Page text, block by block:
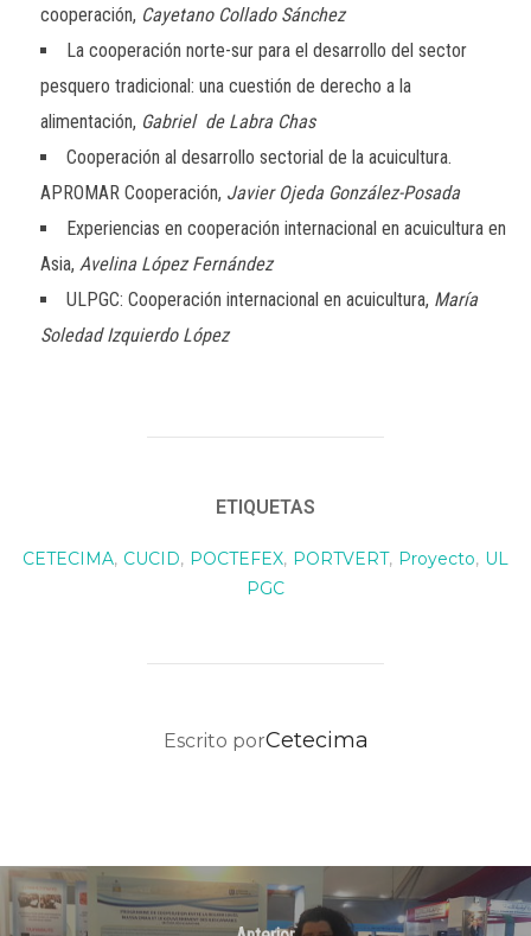
cooperación, Cayetano Collado Sánchez
La cooperación norte-sur para el desarrollo del sector
pesquero tradicional: una cuestión de derecho a la
alimentación, Gabriel de Labra Chas
Cooperación al desarrollo sectorial de la acuicultura.
APROMAR Cooperación, Javier Ojeda González-Posada
Experiencias en cooperación internacional en acuicultura en
Asia, Avelina López Fernández
ULPGC: Cooperación internacional en acuicultura, María
Soledad Izquierdo López
ETIQUETAS
CETECIMA, CUCID, POCTEFEX, PORTVERT, Proyecto, UL
PGC
AUTOR DE LA PUBLICACIÓN
Escrito porCetecima